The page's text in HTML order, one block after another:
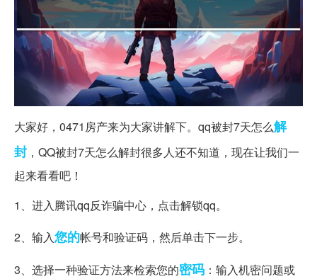
大家好，0471房产来为大家讲解下。qq被封7天怎么解
封 ，QQ被封7天怎么解封很多人还不知道，现在让我们一
起来看看吧！
1、进入腾讯qq反诈骗中心，点击解锁qq。
2、输入您的帐号和验证码，然后单击下一步。
3、选择一种验证方法来检索您的密码 ：输入机密问题或